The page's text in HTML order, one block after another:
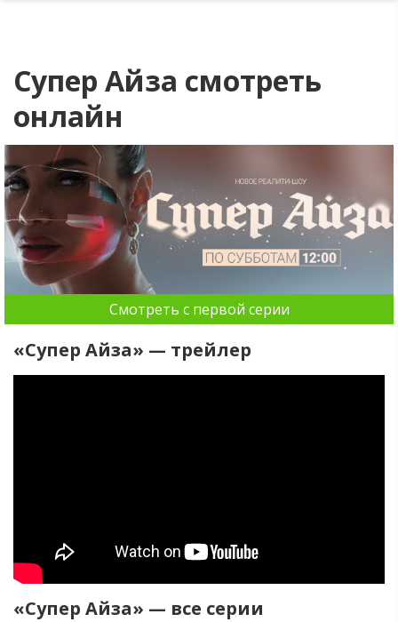
Супер Айза смотреть
онлайн
Смотреть с первой серии
«Супер Айза» — трейлер
«Супер Айза» — все серии